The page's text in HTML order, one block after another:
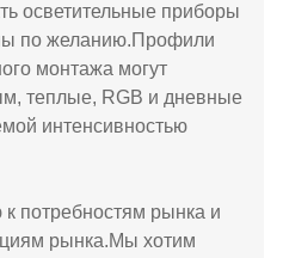
осветительные приборы
по желанию.Профили
монтажа могут
теплые, RGB и дневные
интенсивностью
потребностям рынка и
рынка.Мы хотим